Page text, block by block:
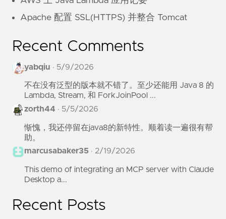
Apache 配置 SSL(HTTPS) 并整合 Tomcat
Recent Comments
yabqiu · 5/9/2026
不在没有泛型的版本就不错了。至少还能用 Java 8 的
Lambda, Stream, 和 ForkJoinPool ...
zorth44 · 5/5/2026
惭愧，我还停留在java8的新特性。顺着读一遍很有帮
助。
marcusabaker35 · 2/19/2026
This demo of integrating an MCP server with Claude
Desktop a...
Recent Posts